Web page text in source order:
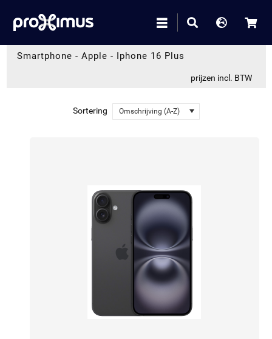
Smartphone - Apple - Iphone 16 Plus
prijzen incl. BTW
Sortering Omschrijving (A-Z)